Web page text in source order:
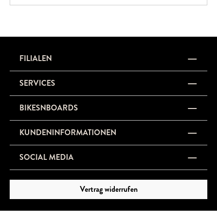
beinahe „telepathischen“ Fahreigenschaften.Das Sirrus X ist
FILIALEN
SERVICES
BIKESNBOARDS
KUNDENINFORMATIONEN
SOCIAL MEDIA
Vertrag widerrufen